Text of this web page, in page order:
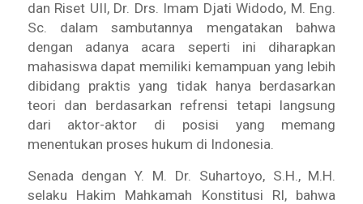
dan Riset UII, Dr. Drs. Imam Djati Widodo, M. Eng.
Sc. dalam sambutannya mengatakan bahwa
dengan adanya acara seperti ini diharapkan
mahasiswa dapat memiliki kemampuan yang lebih
dibidang praktis yang tidak hanya berdasarkan
teori dan berdasarkan refrensi tetapi langsung
dari aktor-aktor di posisi yang memang
menentukan proses hukum di Indonesia.
Senada dengan Y. M. Dr. Suhartoyo, S.H., M.H.
selaku Hakim Mahkamah Konstitusi RI, bahwa